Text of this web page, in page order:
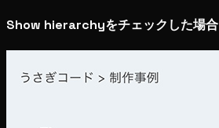
Show hierarchyをチェックした場合